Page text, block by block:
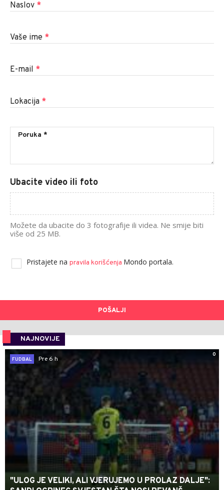
Naslov *
Vaše ime *
E-mail *
Lokacija *
Ubacite video ili foto
Možete da ubacite do 3 fotografije ili videa. Ne smije biti
više od 25 MB.
Pristajete na pravila korišćenja Mondo portala.
POŠALJI
NAJNOVIJE
0
FUDBAL
Pre 6 h
"ULOG JE VELIKI, ALI VJERUJEMO U PROLAZ DALJE":